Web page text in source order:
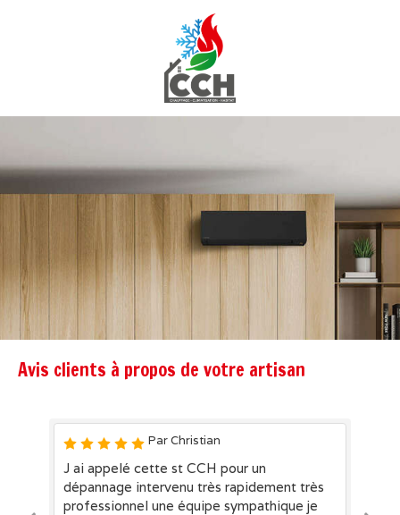
Avis clients à propos de votre artisan
Par Christian
J ai appelé cette st CCH pour un
dépannage intervenu très rapidement très
professionnel une équipe sympathique je